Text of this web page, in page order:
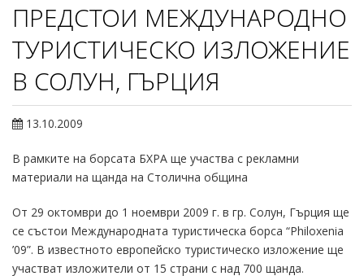
ПРЕДСТОИ МЕЖДУНАРОДНО
ТУРИСТИЧЕСКО ИЗЛОЖЕНИЕ
В СОЛУН, ГЪРЦИЯ
13.10.2009
В рамките на борсата БХРА ще участва с рекламни
материали на щанда на Столична община
От 29 октомври до 1 ноември 2009 г. в гр. Солун, Гърция ще
се състои Международната туристическа борса “Philoxenia
’09”. В известното европейско туристическо изложение ще
участват изложители от 15 страни с над 700 щанда.